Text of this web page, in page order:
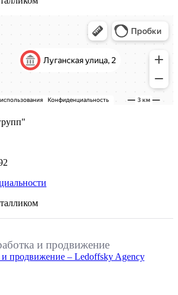
и продвижение